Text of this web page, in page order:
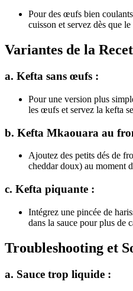
Pour des œufs bien
cuisson et servez dès que
Variantes de la
a. Kefta sans œufs :
Pour une version plus
les œufs et servez la kefta
b. Kefta Mkaouara au
Ajoutez des petits dés de
cheddar doux) au moment
c. Kefta piquante :
Intégrez une pincée de
dans la sauce pour plus de
Troubleshooting et
a. Sauce trop liquide :